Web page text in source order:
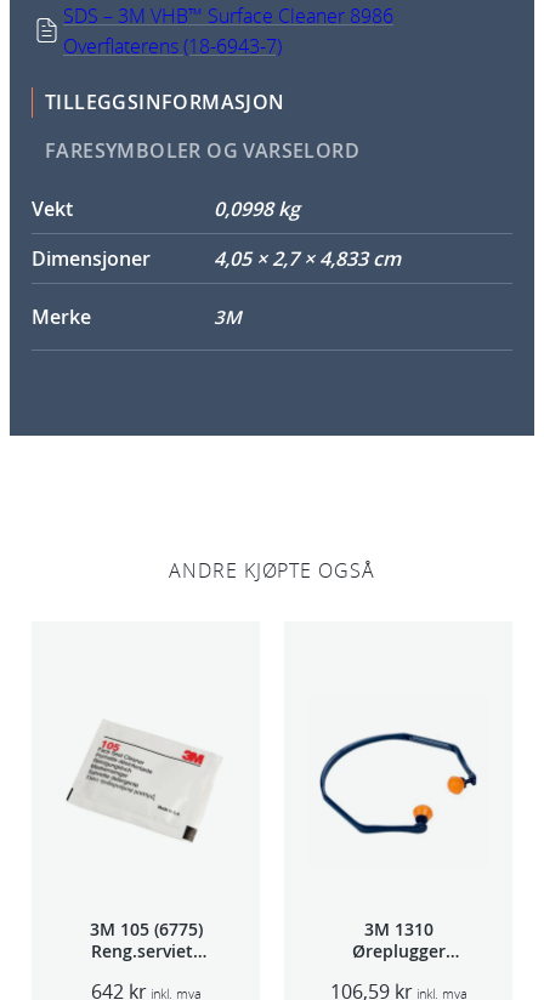
SDS – 3M VHB™ Surface Cleaner 8986
Overflaterens (18-6943-7)
TILLEGGSINFORMASJON
FARESYMBOLER OG VARSELORD
Vekt
0,0998 kg
Dimensjoner
4,05 × 2,7 × 4,833 cm
Merke 3M
ANDRE KJØPTE OGSÅ
3M 105 (6775)
Reng.serviett
642 kr inkl. mva
3M 1310
Øreplugger
106,59 kr inkl. mva